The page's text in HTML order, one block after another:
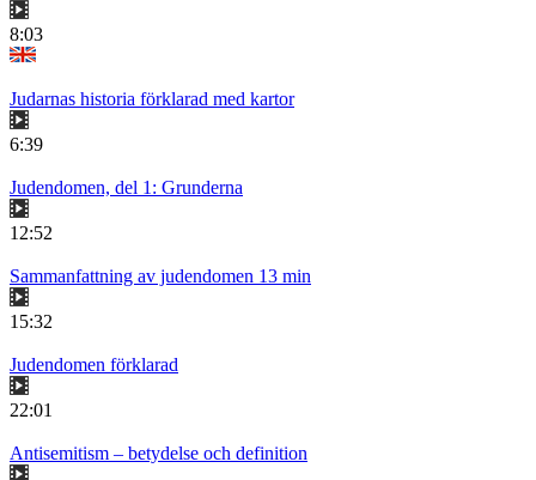
8:03
Judarnas historia förklarad med kartor
6:39
Judendomen, del 1: Grunderna
12:52
Sammanfattning av judendomen 13 min
15:32
Judendomen förklarad
22:01
Antisemitism – betydelse och definition